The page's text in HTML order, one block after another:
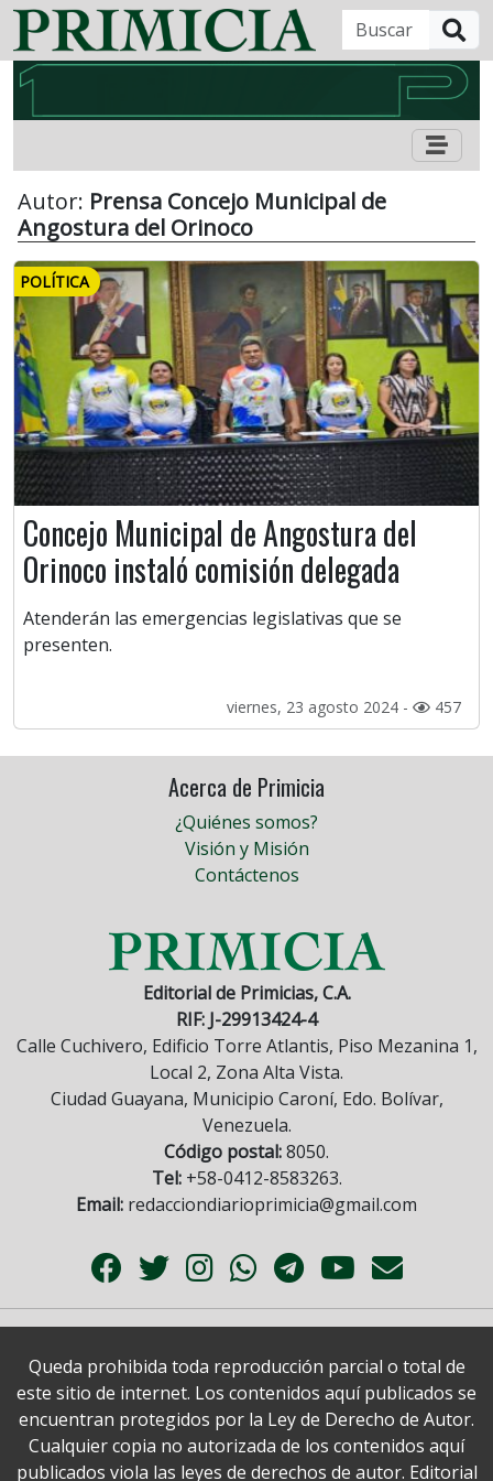
Autor: Prensa Concejo Municipal de
Angostura del Orinoco
POLÍTICA
Concejo Municipal de Angostura del
Orinoco instaló comisión delegada
Atenderán las emergencias legislativas que se
presenten.
viernes, 23 agosto 2024 - 457
Acerca de Primicia
¿Quiénes somos?
Visión y Misión
Contáctenos
Editorial de Primicias, C.A.
RIF: J-29913424-4
Calle Cuchivero, Edificio Torre Atlantis, Piso Mezanina 1,
Local 2, Zona Alta Vista.
Ciudad Guayana, Municipio Caroní, Edo. Bolívar,
Venezuela.
Código postal:8050.
Tel:+58-0412-8583263.
Email: redacciondiarioprimicia@gmail.com
Queda prohibida toda reproducción parcial o total de
este sitio de internet. Los contenidos aquí publicados se
encuentran protegidos por la Ley de Derecho de Autor.
Cualquier copia no autorizada de los contenidos aquí
publicados viola las leyes de derechos de autor. Editorial